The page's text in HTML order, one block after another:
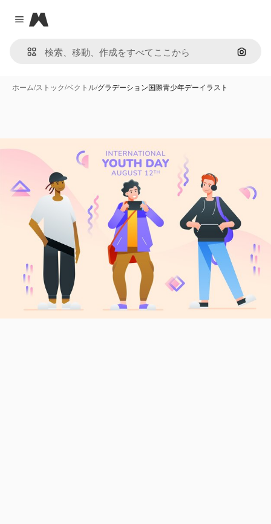
Close menu
Magnific
画像で
ホーム/ストック/ベクトル/グラデーション国際青少年デーイラスト